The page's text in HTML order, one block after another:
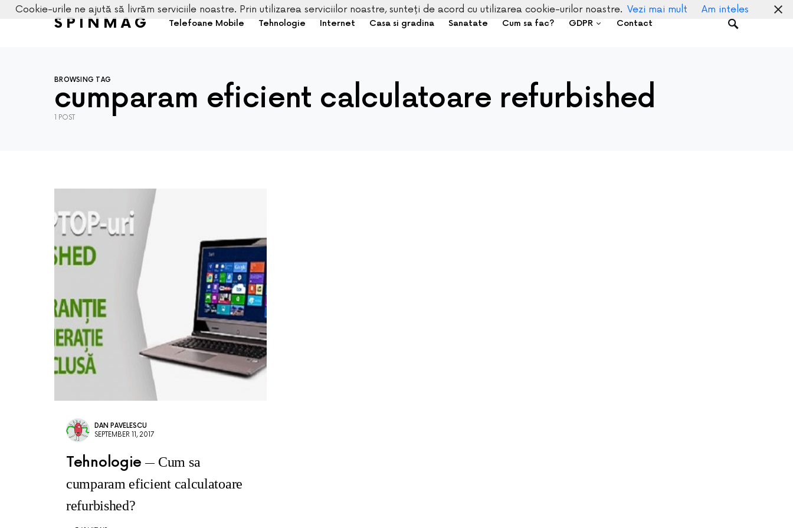
SPINMAG Telefoane Mobile Tehnologie Internet Casa si gradina Sanatate Cum sa fac? GDPR Contact
BROWSING TAG
cumparam eficient calculatoare refurbished
1 POST
DAN PAVELESCU
SEPTEMBER 11, 2017
Tehnologie
Cum sa
cumparam eficient calculatoare
refurbished?
Cookie-urile ne ajută să livrăm serviciile noastre. Prin utilizarea serviciilor noastre, sunteți de acord cu utilizarea cookie-urilor noastre. Vezi mai mult Am inteles